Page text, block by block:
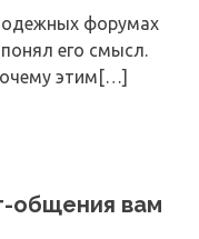
форумах
его смысл.
этим[…]
общения вам